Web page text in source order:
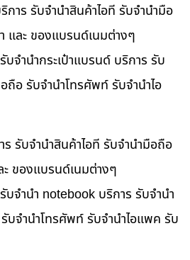
การ รับจำนำสินค้าไอที รับจำนำมือ
และ ของแบรนด์เนมต่างๆ
จำนำกระเป๋าแบรนด์ บริการ รับ
ถือ รับจำนำโทรศัพท์ รับจำนำไอ
รับจำนำสินค้าไอที รับจำนำมือถือ
ของแบรนด์เนมต่างๆ
จำนำ notebook บริการ รับจำนำ
บจำนำโทรศัพท์ รับจำนำไอแพค รับ